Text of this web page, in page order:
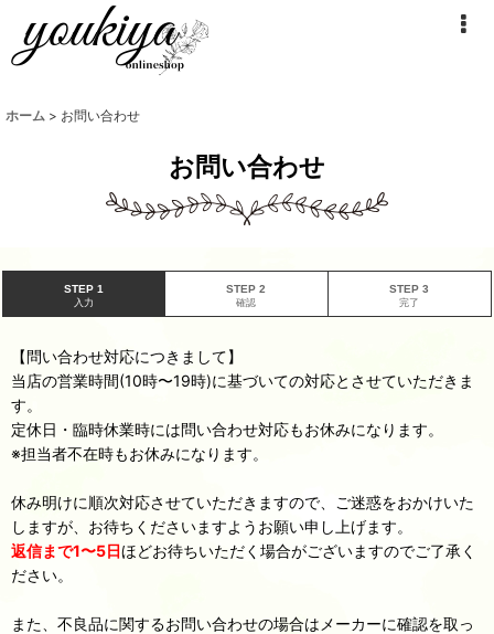
ホーム > お問い合わせ
お問い合わせ
STEP 1
入力
STEP 2
確認
STEP 3
完了
【問い合わせ対応につきまして】
当店の営業時間(10時〜19時)に基づいての対応とさせていただきま
す。
定休日・臨時休業時には問い合わせ対応もお休みになります。
※担当者不在時もお休みになります。
休み明けに順次対応させていただきますので、ご迷惑をおかけいた
しますが、お待ちくださいますようお願い申し上げます。
返信まで1〜5日ほどお待ちいただく場合がございますのでご了承く
ださい。
また、不良品に関するお問い合わせの場合はメーカーに確認を取っ